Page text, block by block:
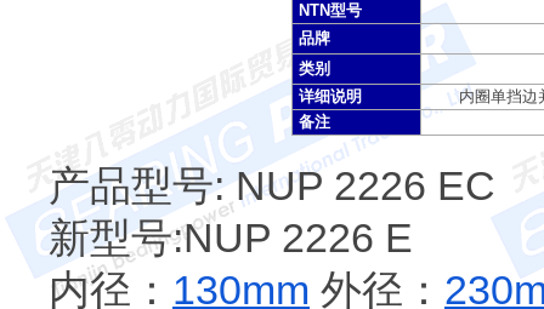
NTN型号
品牌
类别
详细说明
内圈单挡边
备注
产品型号: NUP 2226 EC
新型号:NUP 2226 E
内径： 130mm 外径：